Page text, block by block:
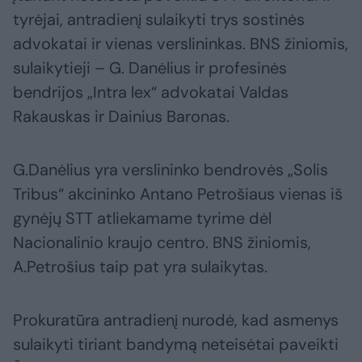
tyrėjai, antradienį sulaikyti trys sostinės
advokatai ir vienas verslininkas. BNS žiniomis,
sulaikytieji – G. Danėlius ir profesinės
bendrijos „Intra lex“ advokatai Valdas
Rakauskas ir Dainius Baronas.
G.Danėlius yra verslininko bendrovės „Solis
Tribus“ akcininko Antano Petrošiaus vienas iš
gynėjų STT atliekamame tyrime dėl
Nacionalinio kraujo centro. BNS žiniomis,
A.Petrošius taip pat yra sulaikytas.
Prokuratūra antradienį nurodė, kad asmenys
sulaikyti tiriant bandymą neteisėtai paveikti